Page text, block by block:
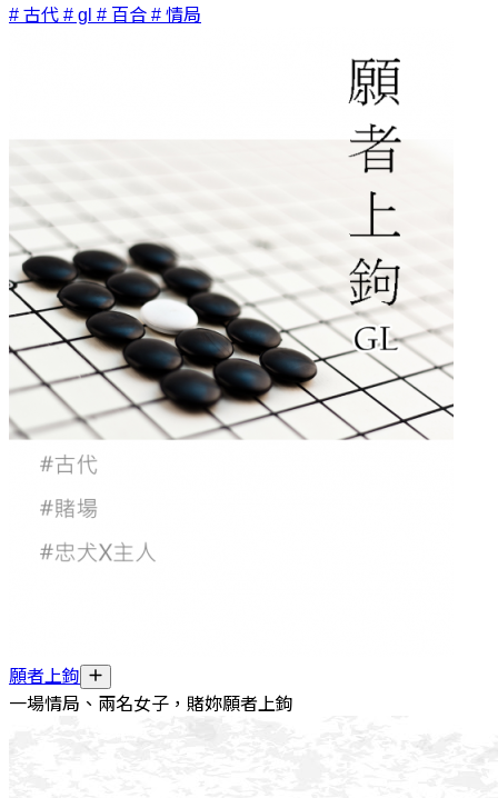
# 古代 # gl # 百合 # 情局
願者上鉤
一場情局、兩名女子，賭妳願者上鉤